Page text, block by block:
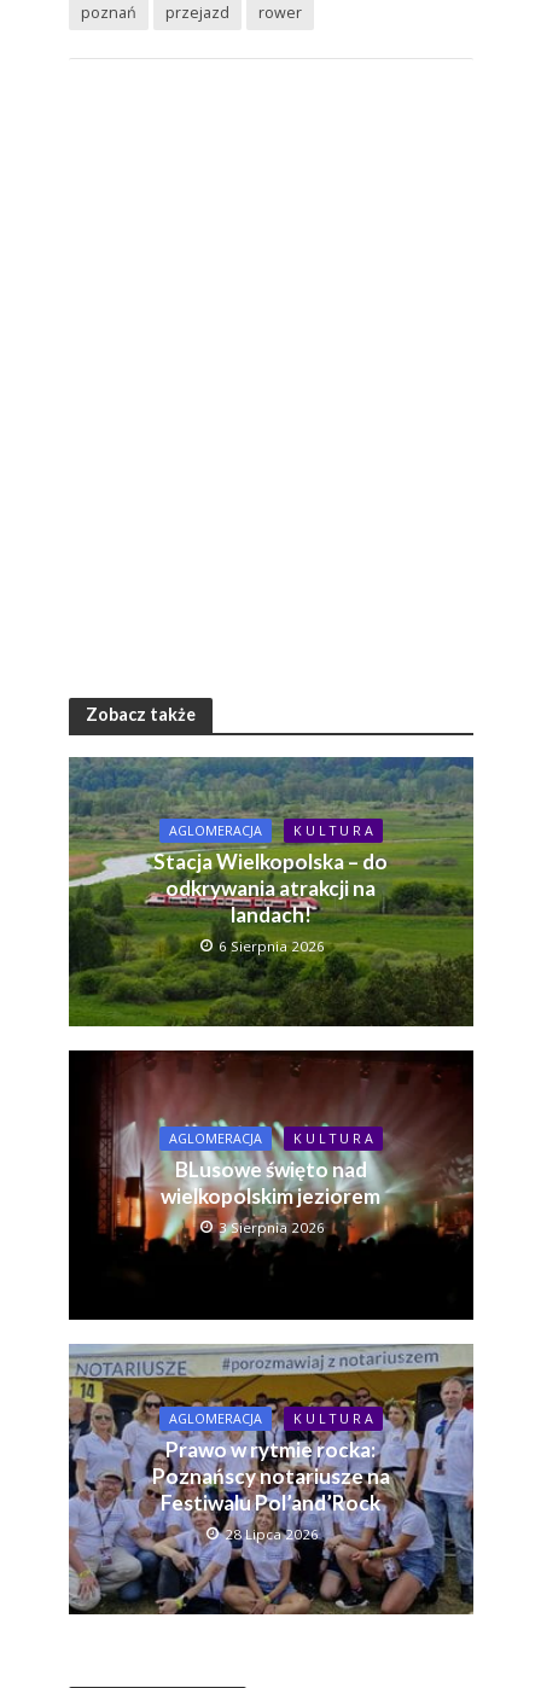
poznań
przejazd rower
Zobacz także
AGLOMERACJA K U L T U R A
Stacja Wielkopolska – do
odkrywania atrakcji na
landach!
6 Sierpnia 2026
AGLOMERACJA K U L T U R A
BLusowe święto nad
wielkopolskim jeziorem
3 Sierpnia 2026
AGLOMERACJA K U L T U R A
Prawo w rytmie rocka:
Poznańscy notariusze na
Festiwalu Pol’and’Rock
28 Lipca 2026